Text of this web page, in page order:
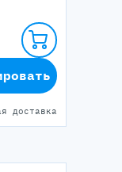
доставка